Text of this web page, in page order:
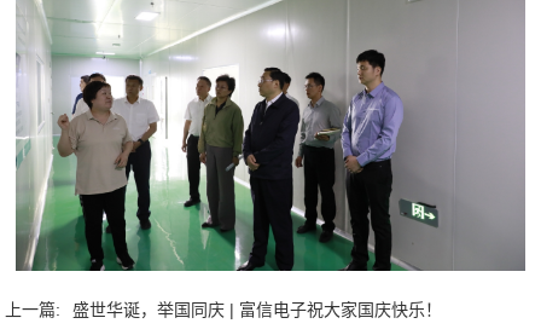
上一篇:
盛世华诞，举国同庆 | 富信电子祝大家国庆快乐！